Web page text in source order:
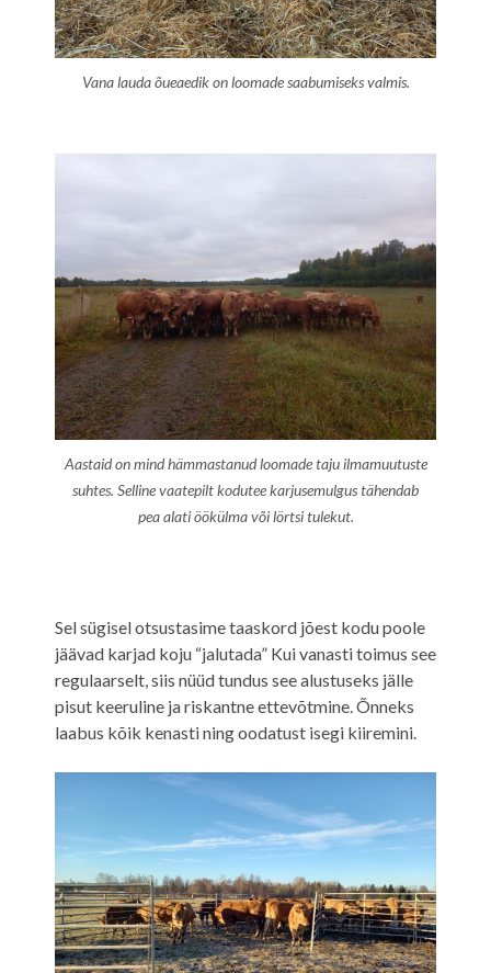
Vana lauda õueaedik on loomade saabumiseks valmis.
Aastaid on mind hämmastanud loomade taju ilmamuutuste
suhtes. Selline vaatepilt kodutee karjusemulgus tähendab
pea alati öökülma või lörtsi tulekut.
Sel sügisel otsustasime taaskord jõest kodu poole
jäävad karjad koju “jalutada” Kui vanasti toimus see
regulaarselt, siis nüüd tundus see alustuseks jälle
pisut keeruline ja riskantne ettevõtmine. Õnneks
laabus kõik kenasti ning oodatust isegi kiiremini.